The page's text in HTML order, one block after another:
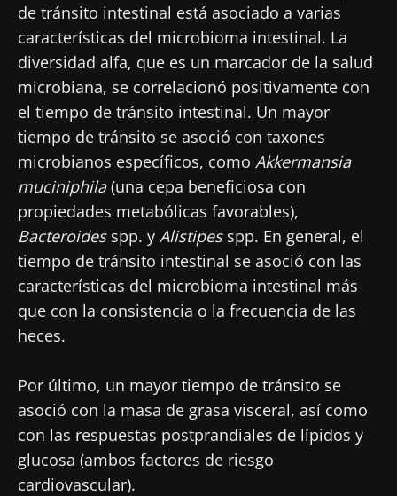
de tránsito intestinal está asociado a varias
características del microbioma intestinal. La
diversidad alfa, que es un marcador de la salud
microbiana, se correlacionó positivamente con
el tiempo de tránsito intestinal. Un mayor
tiempo de tránsito se asoció con taxones
microbianos específicos, como Akkermansia
muciniphila(una cepa beneficiosa con
propiedades metabólicas favorables),
Bacteroidesspp. y Alistipesspp. En general, el
tiempo de tránsito intestinal se asoció con las
características del microbioma intestinal más
que con la consistencia o la frecuencia de las
heces.
Por último, un mayor tiempo de tránsito se
asoció con la masa de grasa visceral, así como
con las respuestas postprandiales de lípidos y
glucosa (ambos factores de riesgo
cardiovascular).